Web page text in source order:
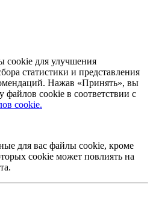
cookie для улучшения
статистики и представления
Нажав «Принять», вы
файлов cookie в соответствии с
cookie.
для вас файлы cookie, кроме
cookie может повлиять на